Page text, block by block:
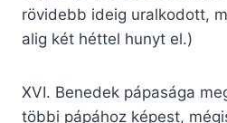
rövidebb ideig uralkodott,
alig két héttel hunyt el.)
XVI. Benedek pápasága
többi pápához képest,